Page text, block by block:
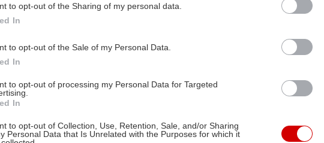
to opt-out of the Sharing of my personal data.
In
to opt-out of the Sale of my Personal Data.
In
to opt-out of processing my Personal Data for Targeted
In
to opt-out of Collection, Use, Retention, Sale, and/or Sharing
Personal Data that Is Unrelated with the Purposes for which it